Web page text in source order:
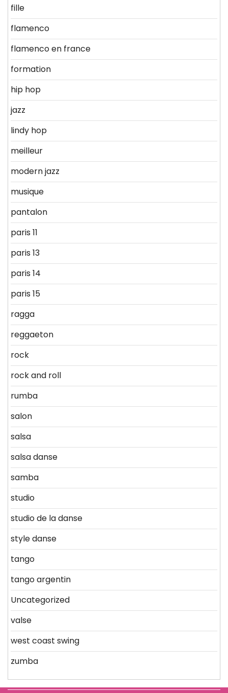
fille
flamenco
flamenco en france
formation
hip hop
jazz
lindy hop
meilleur
modern jazz
musique
pantalon
paris 11
paris 13
paris 14
paris 15
ragga
reggaeton
rock
rock and roll
rumba
salon
salsa
salsa danse
samba
studio
studio de la danse
style danse
tango
tango argentin
Uncategorized
valse
west coast swing
zumba